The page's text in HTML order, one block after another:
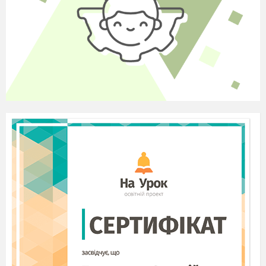
Вікно
мерехтіли
Фіранки
пролетів
Димар
зміряв
Літун
промчав
Машиніст
схопив
Моторист
- Діти, а чи чуєте ви якийсь шум? Що ж це таке?
нам допоможе краще зрозуміти казку про себе.
(Учень переодягнений в костюм Карлсона
подає зразок виразного читання казки.) Після
того запитує
-Діти, а знаєте що мені подобається більше, ніж
солодке варення? А подобається мені
найбільше, коли ви про мене розповідаєте,
читаєте, малюєте мене…
Вчитель: Дітки, а ми хочемо щоб Карлсон був
нами задоволений?